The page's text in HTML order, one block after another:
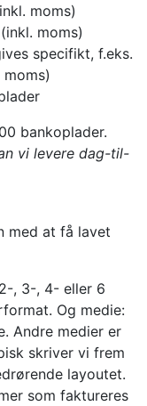
moms)
moms)
specifikt, f.eks.
bankoplader.
vi levere dag-til-
med at få lavet
, 3-, 4- eller 6
Og medie:
Andre medier er
skriver vi frem
layoutet.
som faktureres